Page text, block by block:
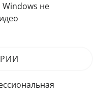
Windows не